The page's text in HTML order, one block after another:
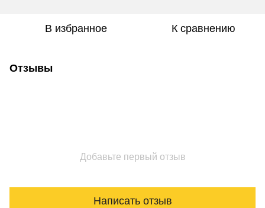
В избранное К сравнению
Отзывы
Добавьте первый отзыв
Написать отзыв